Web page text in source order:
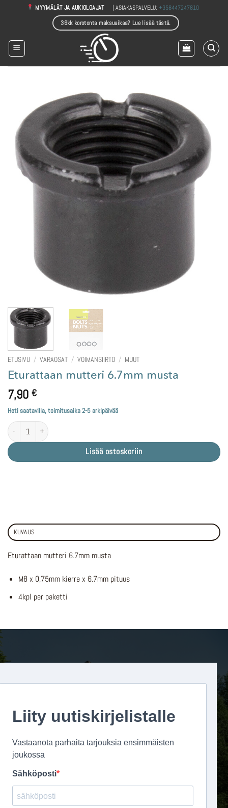
MYYMÄLÄT JA AUKIOLOAJAT | ASIAKASPALVELU:+358447247810
36kk korotonta maksuaikaa? Lue lisää tästä.
ETUSIVU / VARAOSAT / VOIMANSIIRTO / MUUT
Eturattaan mutteri 6.7mm musta
7,90 €
Heti saatavilla, toimitusaika 2-5 arkipäivää
Eturattaan mutteri 6.7mm musta määrä
Lisää ostoskoriin
KUVAUS
Eturattaan mutteri 6.7mm musta
M8 x 0,75mm kierre x 6.7mm pituus
4kpl per paketti